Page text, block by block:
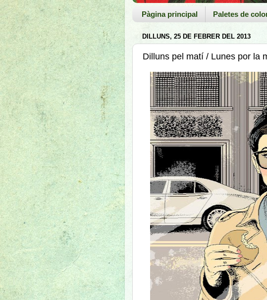
Pàgina principal Paletes de
DILLUNS, 25 DE FEBRER DEL 2013
Dilluns pel matí / Lunes por la